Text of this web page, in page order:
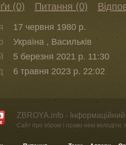
(0) Питання (0)
17 червня 1980 р.
Україна , Васильків
5 березня 2021 р. 11:30
6 травня 2023 р. 22:02
ZBROYA.info - Інформаційний
Сайт про зброю і право нею володіти,